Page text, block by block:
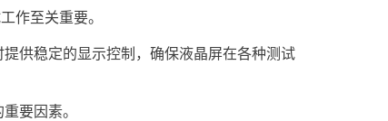
作至关重要。
供稳定的显示控制，确保液晶屏在各种测试
要因素。